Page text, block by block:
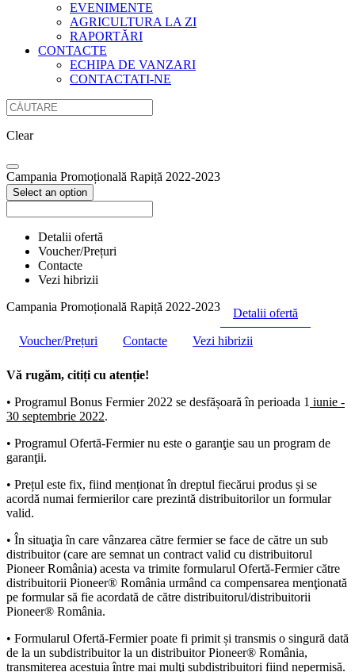
EVENIMENTE
AGRICULTURA LA ZI
RAPORTĂRI
CONTACTE
ECHIPA DE VANZARI
CONTACTATI-NE
Clear
Campania Promoțională Rapiță 2022-2023
Select an option
Detalii ofertă
Voucher/Prețuri
Contacte
Vezi hibrizii
Campania Promoțională Rapiță 2022-2023
Detalii ofertă
Voucher/Prețuri Contacte Vezi hibrizii
Vă rugăm, citiți cu atenție!
• Programul Bonus Fermier 2022 se desfășoară în perioada 1 iunie -
30 septembrie 2022.
• Programul Ofertă-Fermier nu este o garanţie sau un program de
garanţii.
• Prețul este fix, fiind menționat în dreptul fiecărui produs și se
acordă numai fermierilor care prezintă distribuitorilor un formular
valid.
• În situaţia în care vânzarea către fermier se face de către un sub
distribuitor (care are semnat un contract valid cu distribuitorul
Pioneer România) acesta va trimite formularul Ofertă-Fermier către
distribuitorii Pioneer® România urmând ca compensarea menţionată
pe formular să fie acordată de către distribuitorul/distribuitorii
Pioneer® România.
• Formularul Ofertă-Fermier poate fi primit și transmis o singură dată
de la un subdistribuitor la un distribuitor Pioneer® România,
transmiterea acestuia între mai mulţi subdistribuitori fiind nepermisă.